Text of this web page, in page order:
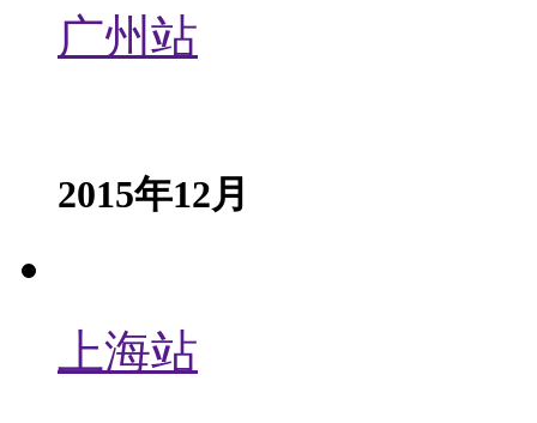
广州站
2015年12月
上海站